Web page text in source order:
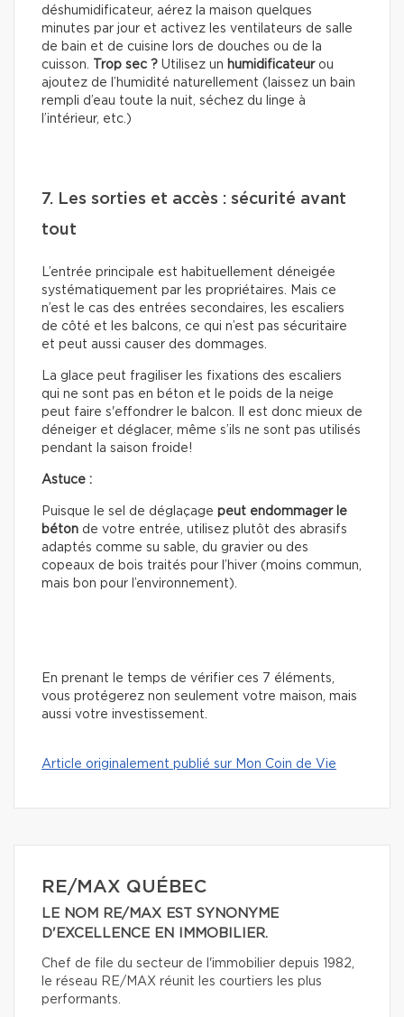
déshumidificateur, aérez la maison quelques
minutes par jour et activez les ventilateurs de salle
de bain et de cuisine lors de douches ou de la
cuisson.
Trop sec ? Utilisez un humidificateurou
ajoutez de l’humidité naturellement (laissez un bain
rempli d’eau toute la nuit, séchez du linge à
l’intérieur, etc.)
7. Les sorties et accès : sécurité avant
tout
L’entrée principale est habituellement déneigée
systématiquement par les propriétaires. Mais ce
n’est le cas des entrées secondaires, les escaliers
de côté et les balcons, ce qui n’est pas sécuritaire
et peut aussi causer des dommages.
La glace peut fragiliser les fixations des escaliers
qui ne sont pas en béton et le poids de la neige
peut faire s'effondrer le balcon. Il est donc mieux de
déneiger et déglacer, même s’ils ne sont pas utilisés
pendant la saison froide!
Astuce :
Puisque le sel de déglaçage peut endommager le
béton de votre entrée, utilisez plutôt des abrasifs
adaptés comme su sable, du gravier ou des
copeaux de bois traités pour l’hiver (moins commun,
mais bon pour l’environnement).
En prenant le temps de vérifier ces 7 éléments,
vous protégerez non seulement votre maison, mais
aussi votre investissement.
Article originalement publié sur Mon Coin de Vie
RE/MAX QUÉBEC
LE NOM RE/MAX EST SYNONYME
D'EXCELLENCE EN IMMOBILIER.
Chef de file du secteur de l'immobilier depuis 1982,
le réseau RE/MAX réunit les courtiers les plus
performants.